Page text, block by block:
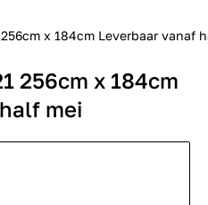
x 184cm Leverbaar vanaf
256cm x 184cm
mei